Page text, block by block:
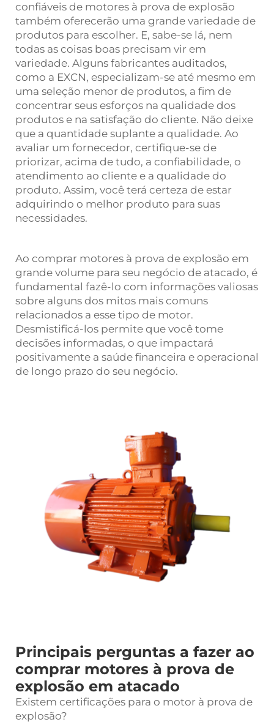
confiáveis de motores à prova de explosão
também oferecerão uma grande variedade de
produtos para escolher. E, sabe-se lá, nem
todas as coisas boas precisam vir em
variedade. Alguns fabricantes auditados,
como a EXCN, especializam-se até mesmo em
uma seleção menor de produtos, a fim de
concentrar seus esforços na qualidade dos
produtos e na satisfação do cliente. Não deixe
que a quantidade suplante a qualidade. Ao
avaliar um fornecedor, certifique-se de
priorizar, acima de tudo, a confiabilidade, o
atendimento ao cliente e a qualidade do
produto. Assim, você terá certeza de estar
adquirindo o melhor produto para suas
necessidades.
Ao comprar motores à prova de explosão em
grande volume para seu negócio de atacado, é
fundamental fazê-lo com informações valiosas
sobre alguns dos mitos mais comuns
relacionados a esse tipo de motor.
Desmistificá-los permite que você tome
decisões informadas, o que impactará
positivamente a saúde financeira e operacional
de longo prazo do seu negócio.
Principais perguntas a fazer ao
comprar motores à prova de
explosão em atacado
Existem certificações para o motor à prova de
explosão?